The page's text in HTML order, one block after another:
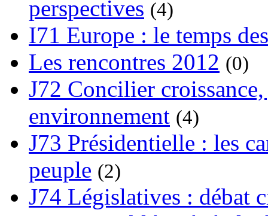
perspectives (4)
I71 Europe : le temps
Les rencontres 2012 (0)
J72 Concilier
environnement (4)
J73 Présidentielle : les
peuple (2)
J74 Législatives : débat